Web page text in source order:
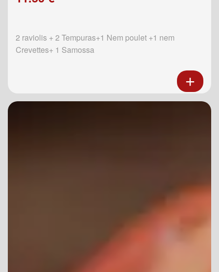
2 raviolis + 2 Tempuras+1 Nem poulet +1 nem
Crevettes+ 1 Samossa